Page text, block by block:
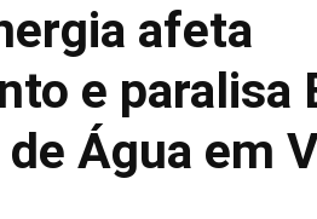
afeta
e paralisa
Água em